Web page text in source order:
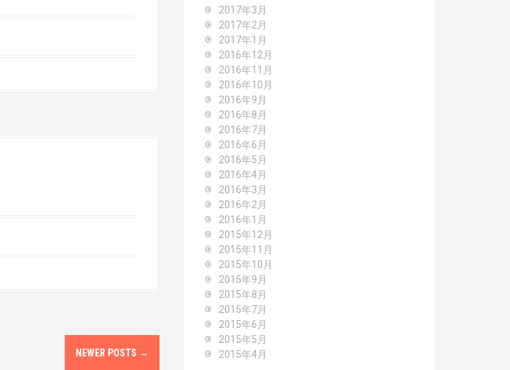
NEWER POSTS →
2017年3月
2017年2月
2017年1月
2016年12月
2016年11月
2016年10月
2016年9月
2016年8月
2016年7月
2016年6月
2016年5月
2016年4月
2016年3月
2016年2月
2016年1月
2015年12月
2015年11月
2015年10月
2015年9月
2015年8月
2015年7月
2015年6月
2015年5月
2015年4月